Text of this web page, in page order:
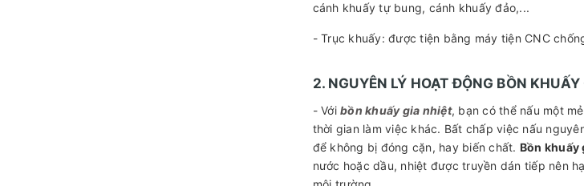
cánh khuấy tự bung, cánh khuấy đảo,...
- Trục khuấy: được tiện bằng máy tiện CNC
2. NGUYÊN LÝ HOẠT ĐỘNG BỒN
- Với bồn khuấy gia nhiệt, bạn có thể nấu một
thời gian làm việc khác. Bất chấp việc nấu
để không bị đóng cặn, hay biến chất. Bồn khuấy
nước hoặc dầu, nhiệt được truyền dán tiếp nên